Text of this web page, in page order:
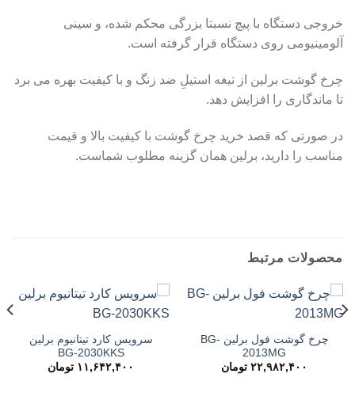
خروجی دستگاه با پیچ نسبتا بزرگی محکم شده، و سینی
آلومینیومی روی دستگاه قرار گرفته است.
چرخ گوشت برلین از تیغه استیلِ ضد زنگ و با کیفیت بهره می برد
تا ماندگاری را افزایش دهد.
در صورتی که قصد خرید چرخ گوشت با کیفیت بالا و قیمت
مناسب را دارید، برلین همان گزینه مطلوب شماست.
محصولات مرتبط
چرخ گوشت فول برلین BG-
2013MG
۲۲,۹۸۲,۴۰۰ تومان
سرویس کارد تیتانیوم برلین
BG-2030KKS
۱۱,۶۴۲,۴۰۰ تومان